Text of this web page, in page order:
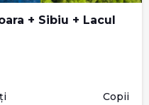
+ Sibiu + Lacul
Copii